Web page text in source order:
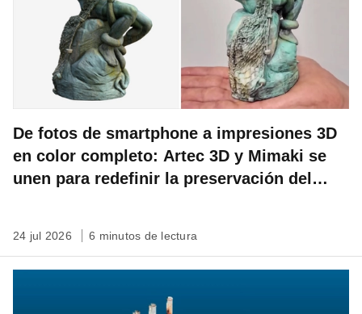
De fotos de smartphone a impresiones 3D
en color completo: Artec 3D y Mimaki se
unen para redefinir la preservación del
24 jul 2026 6 minutos de lectura